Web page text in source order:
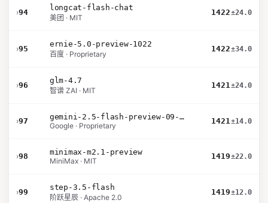
›94
longcat-flash-chat
美团 · MIT
1422±24.0
›95
ernie-5.0-preview-1022
百度 · Proprietary
1422±34.0
›96
glm-4.7
智谱 ZAI · MIT
1421±24.0
›97
gemini-2.5-flash-preview-09-2025
Google · Proprietary
1421±14.0
›98
minimax-m2.1-preview
MiniMax · MIT
1419±22.0
›99
step-3.5-flash
阶跃星辰 · Apache 2.0
1419±12.0